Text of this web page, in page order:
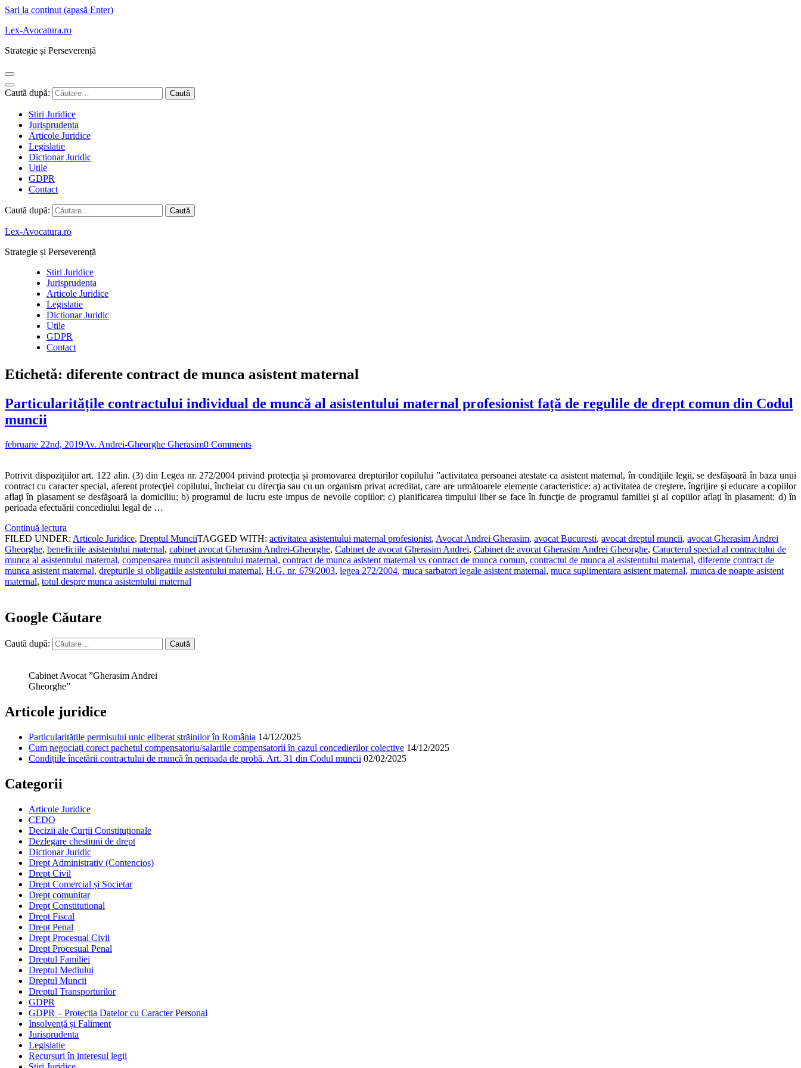
Sari la conținut (apasă Enter)
Lex-Avocatura.ro
Strategie și Perseverență
Caută după:
Stiri Juridice
Jurisprudenta
Articole Juridice
Legislatie
Dictionar Juridic
Utile
GDPR
Contact
Caută după:
Lex-Avocatura.ro
Strategie și Perseverență
Stiri Juridice
Jurisprudenta
Articole Juridice
Legislatie
Dictionar Juridic
Utile
GDPR
Contact
Etichetă: diferente contract de munca asistent maternal
Particularitățile contractului individual de muncă al asistentului maternal profesionist față de regulile de drept comun din Codul
muncii
februarie 22nd, 2019Av. Andrei-Gheorghe Gherasim0 Comments
Potrivit dispozițiilor art. 122 alin. (3) din Legea nr. 272/2004 privind protecția și promovarea drepturilor copilului ”activitatea persoanei atestate ca asistent maternal, în condiţiile legii, se desfăşoară în baza unui
contract cu caracter special, aferent protecţiei copilului, încheiat cu direcţia sau cu un organism privat acreditat, care are următoarele elemente caracteristice: a) activitatea de creştere, îngrijire şi educare a copiilor
aflaţi în plasament se desfăşoară la domiciliu; b) programul de lucru este impus de nevoile copiilor; c) planificarea timpului liber se face în funcţie de programul familiei şi al copiilor aflaţi în plasament; d) în
perioada efectuării concediului legal de …
Continuă lectura
FILED UNDER: Articole Juridice, Dreptul MunciiTAGGED WITH: activitatea asistentului maternal profesionist, Avocat Andrei Gherasim, avocat Bucuresti, avocat dreptul muncii, avocat Gherasim Andrei
Gheorghe, beneficiile asistentului maternal, cabinet avocat Gherasim Andrei-Gheorghe, Cabinet de avocat Gherasim Andrei, Cabinet de avocat Gherasim Andrei Gheorghe, Caracterul special al contractului de
munca al asistentului maternal, compensarea muncii asistentului maternal, contract de munca asistent maternal vs contract de munca comun, contractul de munca al asistentului maternal, diferente contract de
munca asistent maternal, drepturile si obligatiile asistentului maternal, H.G. nr. 679/2003, legea 272/2004, muca sarbatori legale asistent maternal, muca suplimentara asistent maternal, munca de noapte asistent
maternal, totul despre munca asistentului maternal
Google Căutare
Caută după:
Cabinet Avocat ”Gherasim Andrei
Gheorghe”
Articole juridice
Particularitățile permisului unic eliberat străinilor în România 14/12/2025
Cum negociați corect pachetul compensatoriu/salariile compensatorii în cazul concedierilor colective 14/12/2025
Condițiile încetării contractului de muncă în perioada de probă. Art. 31 din Codul muncii 02/02/2025
Categorii
Articole Juridice
CEDO
Decizii ale Curții Constituționale
Dezlegare chestiuni de drept
Dictionar Juridic
Drept Administrativ (Contencios)
Drept Civil
Drept Comercial și Societar
Drept comunitar
Drept Constitutional
Drept Fiscal
Drept Penal
Drept Procesual Civil
Drept Procesual Penal
Dreptul Familiei
Dreptul Mediului
Dreptul Muncii
Dreptul Transporturilor
GDPR
GDPR – Protecția Datelor cu Caracter Personal
Insolvență și Faliment
Jurisprudenta
Legislatie
Recursuri în interesul legii